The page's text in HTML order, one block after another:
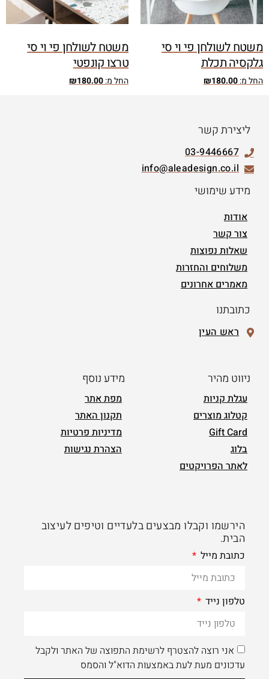
משטח לשולחן פי וי סי
גלקסיה תכלת
החל מ: ₪180.00
משטח לשולחן פי וי סי
טרצו קונפטי
החל מ: ₪180.00
ליצירת קשר
03-9446667
info@aleadesign.co.il
מידע שימושי
אודות
צור קשר
שאלות נפוצות
משלוחים והחזרות
מאמרים אחרונים
כתובתנו
ראש העין
ניווט מהיר
עגלת קניות
קטלוג מוצרים
Gift Card
בלוג
לאתר הפרויקטים
מידע נוסף
מפת אתר
תקנון האתר
מדיניות פרטיות
הצהרת נגישות
הירשמו וקבלו מבצעים בלעדיים וטיפים לעיצוב
הבית.
כתובת מייל
טלפון נייד
אני רוצה להצטרף לרשימת התפוצה של האתר ולקבל
עדכונים מעת לעת באמצעות הדוא"ל והסמס